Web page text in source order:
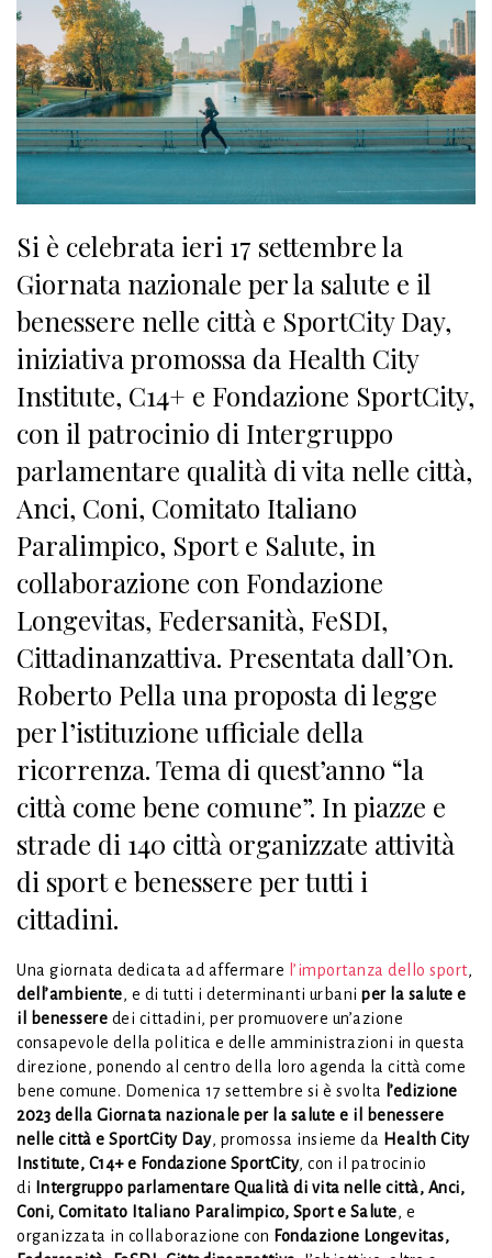
Si è celebrata ieri 17 settembre la
Giornata nazionale per la salute e il
benessere nelle città e SportCity Day,
iniziativa promossa da Health City
Institute, C14+ e Fondazione SportCity,
con il patrocinio di Intergruppo
parlamentare qualità di vita nelle città,
Anci, Coni, Comitato Italiano
Paralimpico, Sport e Salute, in
collaborazione con Fondazione
Longevitas, Federsanità, FeSDI,
Cittadinanzattiva. Presentata dall’On.
Roberto Pella una proposta di legge
per l’istituzione ufficiale della
ricorrenza. Tema di quest’anno “la
città come bene comune”. In piazze e
strade di 140 città organizzate attività
di sport e benessere per tutti i
cittadini.
Una giornata dedicata ad affermare l’importanza dello sport,
dell’ambiente, e di tutti i determinanti urbani per la salute e
il benessere dei cittadini, per promuovere un’azione
consapevole della politica e delle amministrazioni in questa
direzione, ponendo al centro della loro agenda la città come
bene comune. Domenica 17 settembre si è svolta l’edizione
2023 della Giornata nazionale per la salute e il benessere
nelle città e SportCity Day, promossa insieme da Health City
Institute, C14+ e Fondazione SportCity, con il patrocinio
di
Intergruppo parlamentare Qualità di vita nelle città, Anci,
Coni, Comitato Italiano Paralimpico, Sport e Salute, e
organizzata in collaborazione con Fondazione Longevitas,